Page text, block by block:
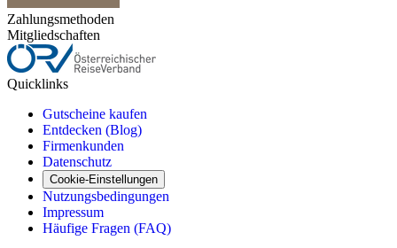
Zahlungsmethoden
Mitgliedschaften
Quicklinks
Gutscheine kaufen
Entdecken (Blog)
Firmenkunden
Datenschutz
Cookie-Einstellungen
Nutzungsbedingungen
Impressum
Häufige Fragen (FAQ)